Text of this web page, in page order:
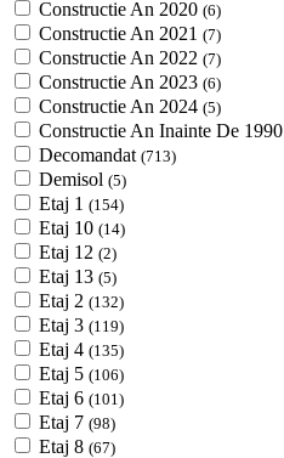
Constructie An 2020 (6)
Constructie An 2021 (7)
Constructie An 2022 (7)
Constructie An 2023 (6)
Constructie An 2024 (5)
Constructie An Inainte De 1990
Decomandat (713)
Demisol (5)
Etaj 1 (154)
Etaj 10 (14)
Etaj 12 (2)
Etaj 13 (5)
Etaj 2 (132)
Etaj 3 (119)
Etaj 4 (135)
Etaj 5 (106)
Etaj 6 (101)
Etaj 7 (98)
Etaj 8 (67)